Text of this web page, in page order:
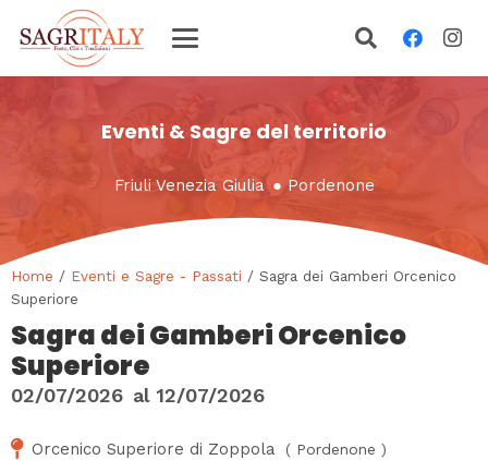
Eventi & Sagre del territorio
Friuli Venezia Giulia ●Pordenone
Home / Eventi e Sagre - Passati / Sagra dei Gamberi Orcenico
Superiore
Sagra dei Gamberi Orcenico
Superiore
02/07/2026 al 12/07/2026
Orcenico Superiore di Zoppola ( Pordenone )